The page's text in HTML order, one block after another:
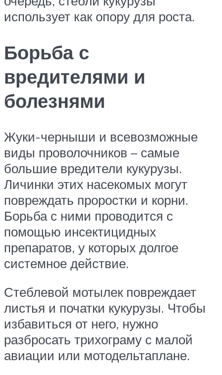
использует как опору для роста.
Борьба с
вредителями и
болезнями
Жуки-черныши и всевозможные
виды проволочников – самые
большие вредители кукурузы.
Личинки этих насекомых могут
повреждать проростки и корни.
Борьба с ними проводится с
помощью инсектицидных
препаратов, у которых долгое
системное действие.
Стеблевой мотылек повреждает
листья и початки кукурузы. Чтобы
избавиться от него, нужно
разбросать трихограму с малой
авиации или мотодельтаплане.